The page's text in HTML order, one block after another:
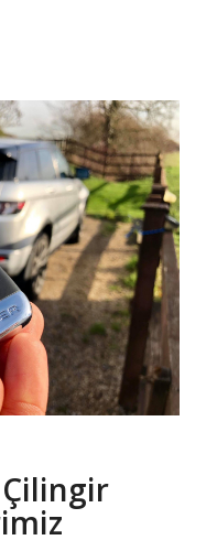
Çilingir